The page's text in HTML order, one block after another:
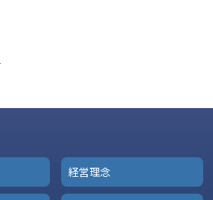
経営理念